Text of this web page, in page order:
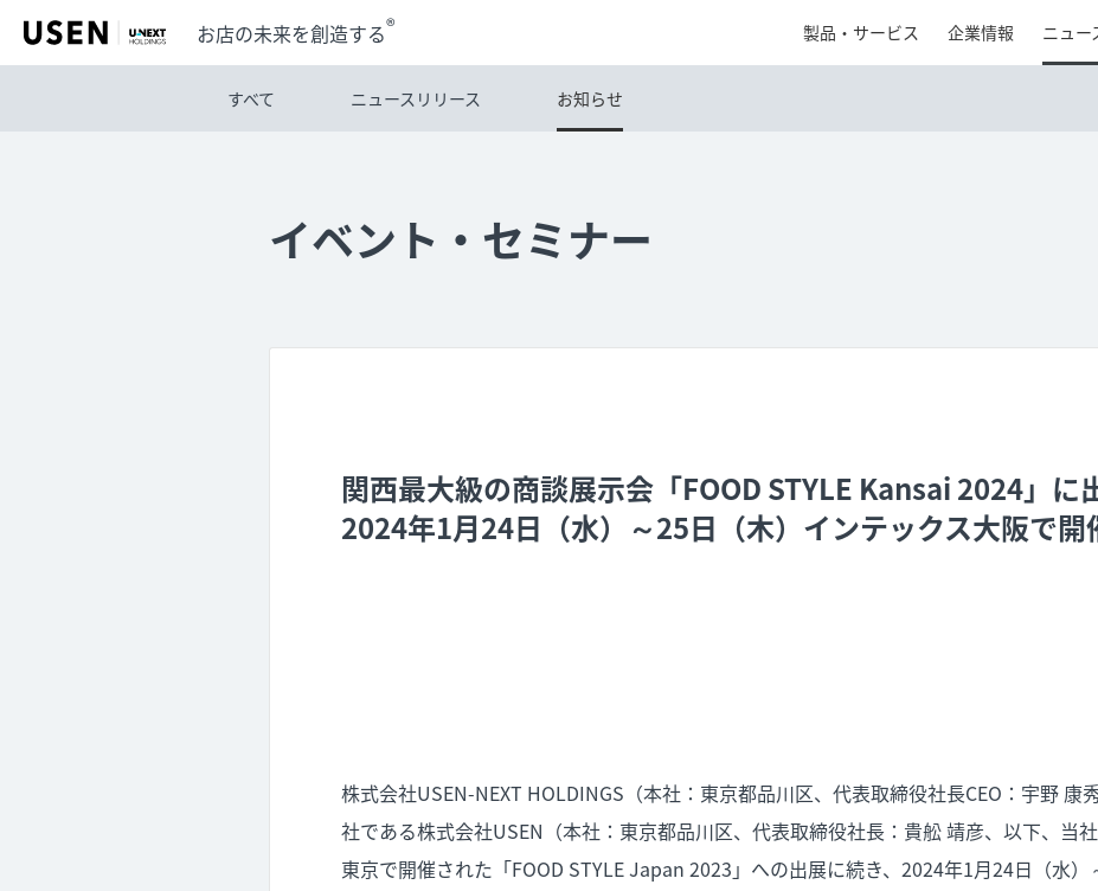
製品・サービス 企業情報 ニュー
お店の未来を創造する®
すべて ニュースリリース お知らせ
イベント・セミナー
関西最大級の商談展示会「FOOD STYLE Kansai 2024」に
2024年1月24日（水）～25日（木）インテックス大阪で開
株式会社USEN-NEXT HOLDINGS（本社：東京都品川区、代表取締役社長CEO：宇野 康
社である株式会社USEN（本社：東京都品川区、代表取締役社長：貴舩 靖彦、以下、当
東京で開催された「FOOD STYLE Japan 2023」への出展に続き、2024年1月24日（水）